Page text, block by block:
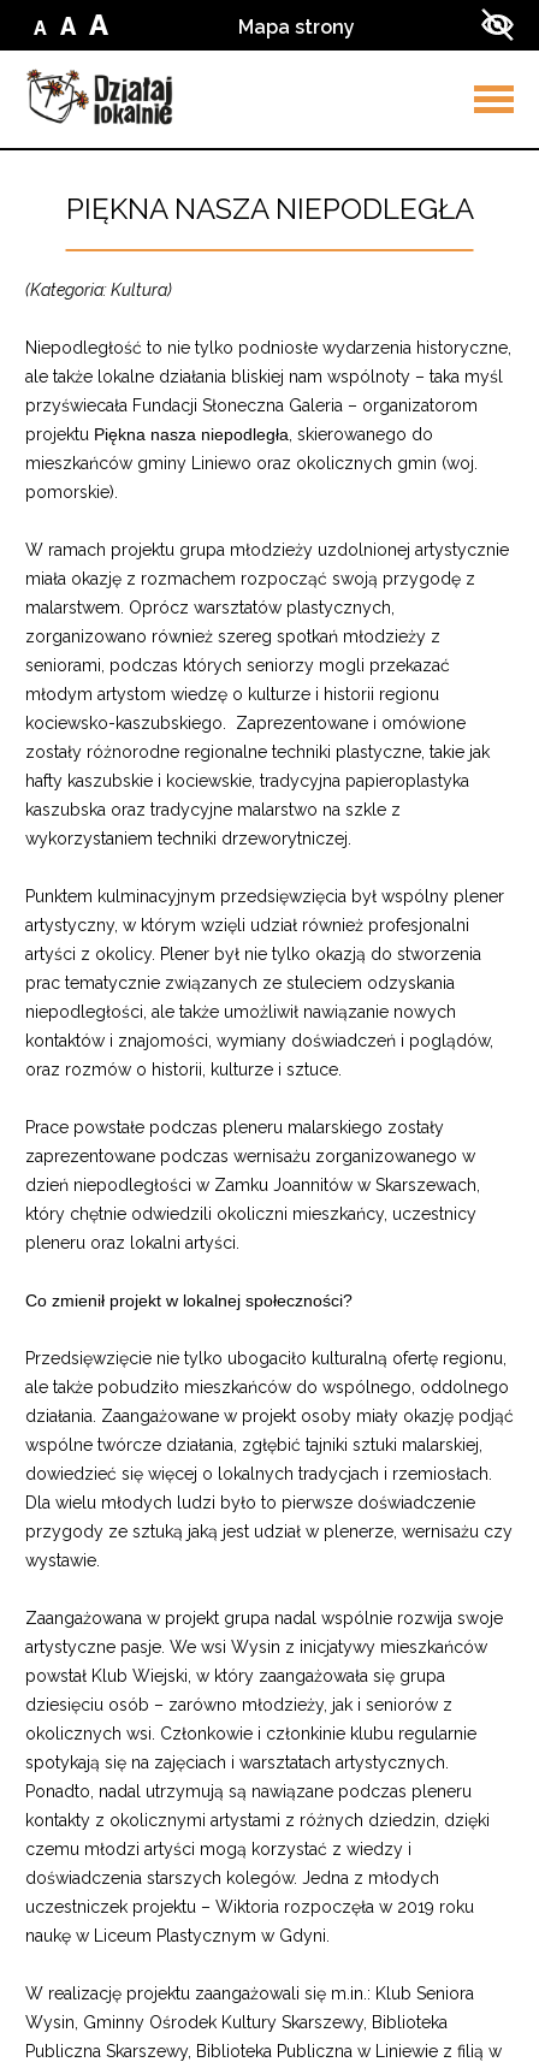
Przejdź do treści
Przejdź do wyszukiwarki
AZmień
wielkość
na
małą
AZmień
wielkość
liter
na
średnią
AZmień
wielkość
liter
na
dużą
Mapa strony
PIĘKNA NASZA NIEPODLEGŁA
(Kategoria: Kultura)
Niepodległość to nie tylko podniosłe wydarzenia historyczne,
ale także lokalne działania bliskiej nam wspólnoty – taka myśl
przyświecała Fundacji Słoneczna Galeria – organizatorom
projektu Piękna nasza niepodległa , skierowanego do
mieszkańców gminy Liniewo oraz okolicznych gmin (woj.
pomorskie).
W ramach projektu grupa młodzieży uzdolnionej artystycznie
miała okazję z rozmachem rozpocząć swoją przygodę z
malarstwem. Oprócz warsztatów plastycznych,
zorganizowano również szereg spotkań młodzieży z
seniorami, podczas których seniorzy mogli przekazać
młodym artystom wiedzę o kulturze i historii regionu
kociewsko-kaszubskiego. Zaprezentowane i omówione
zostały różnorodne regionalne techniki plastyczne, takie jak
hafty kaszubskie i kociewskie, tradycyjna papieroplastyka
kaszubska oraz tradycyjne malarstwo na szkle z
wykorzystaniem techniki drzeworytniczej.
Punktem kulminacyjnym przedsięwzięcia był wspólny plener
artystyczny, w którym wzięli udział również profesjonalni
artyści z okolicy. Plener był nie tylko okazją do stworzenia
prac tematycznie związanych ze stuleciem odzyskania
niepodległości, ale także umożliwił nawiązanie nowych
kontaktów i znajomości, wymiany doświadczeń i poglądów,
oraz rozmów o historii, kulturze i sztuce.
Prace powstałe podczas pleneru malarskiego zostały
zaprezentowane podczas wernisażu zorganizowanego w
dzień niepodległości w Zamku Joannitów w Skarszewach,
który chętnie odwiedzili okoliczni mieszkańcy, uczestnicy
pleneru oraz lokalni artyści.
Co zmienił projekt w lokalnej społeczności?
Przedsięwzięcie nie tylko ubogaciło kulturalną ofertę regionu,
ale także pobudziło mieszkańców do wspólnego, oddolnego
działania. Zaangażowane w projekt osoby miały okazję podjąć
wspólne twórcze działania, zgłębić tajniki sztuki malarskiej,
dowiedzieć się więcej o lokalnych tradycjach i rzemiosłach.
Dla wielu młodych ludzi było to pierwsze doświadczenie
przygody ze sztuką jaką jest udział w plenerze, wernisażu czy
wystawie.
Zaangażowana w projekt grupa nadal wspólnie rozwija swoje
artystyczne pasje. We wsi Wysin z inicjatywy mieszkańców
powstał Klub Wiejski, w który zaangażowała się grupa
dziesięciu osób – zarówno młodzieży, jak i seniorów z
okolicznych wsi. Członkowie i członkinie klubu regularnie
spotykają się na zajęciach i warsztatach artystycznych.
Ponadto, nadal utrzymują są nawiązane podczas pleneru
kontakty z okolicznymi artystami z różnych dziedzin, dzięki
czemu młodzi artyści mogą korzystać z wiedzy i
doświadczenia starszych kolegów. Jedna z młodych
uczestniczek projektu – Wiktoria rozpoczęła w 2019 roku
naukę w Liceum Plastycznym w Gdyni.
W realizację projektu zaangażowali się m.in.: Klub Seniora
Wysin, Gminny Ośrodek Kultury Skarszewy, Biblioteka
Publiczna Skarszewy, Biblioteka Publiczna w Liniewie z filią w